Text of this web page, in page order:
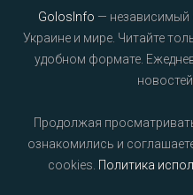
GolosInfo — независимый
Украине и мире. Читайте
удобном формате.
Продолжая
ознакомились и
cookies. Политика